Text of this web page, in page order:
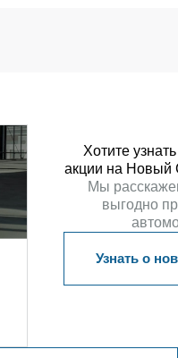
Хотите
акции на Новый
Мы
выгодно
Узнать о